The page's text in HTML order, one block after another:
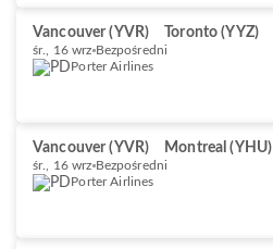
Vancouver (YVR) Toronto (YYZ)
śr., 16 wrz Bezpośredni
Porter Airlines
Vancouver (YVR) Montreal (YHU)
śr., 16 wrz Bezpośredni
Porter Airlines